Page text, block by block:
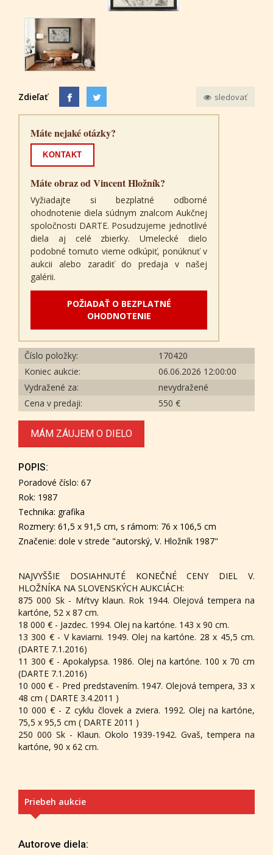
Zdieľať sledovať
Máte nejaké otázky?
KONTAKT
Máte obraz od Vincent Hložník?
Vyžiadajte si bezplatné odborné
ohodnotenie diela súdnym znalcom Aukčnej
spoločnosti DARTE. Posudzujeme jednotlivé
diela aj celé zbierky. Umelecké dielo
podobné tomuto vieme odkúpiť, ponúknuť v
aukcii alebo zaradiť do predaja v našej
galérii.
POŽIADAŤ O BEZPLATNÉ
OHODNOTENIE
Číslo položky:
170420
Koniec aukcie:
06.06.2026 12:00:00
Vydražené za:
nevydražené
Cena v predaji:
550 €
MÁM ZÁUJEM O DIELO
POPIS:
Poradové číslo: 67
Rok: 1987
Technika: grafika
Rozmery: 61,5 x 91,5 cm, s rámom: 76 x 106,5 cm
Značenie: dole v strede "autorský, V. Hložník 1987"
NAJVYŠŠIE DOSIAHNUTÉ KONEČNÉ CENY DIEL V.
HLOŽNÍKA NA SLOVENSKÝCH AUKCIÁCH:
875 000 Sk - Mŕtvy klaun. Rok 1944. Olejová tempera na
kartóne, 52 x 87 cm.
18 000 € - Jazdec. 1994. Olej na kartóne. 143 x 90 cm.
13 300 € - V kaviarni. 1949. Olej na kartóne. 28 x 45,5 cm.
(DARTE 7.1.2016)
11 300 € - Apokalypsa. 1986. Olej na kartóne. 100 x 70 cm
(DARTE 7.1.2016)
10 000 € - Pred predstavením. 1947. Olejová tempera, 33 x
48 cm ( DARTE 3.4.2011 )
10 000 € - Z cyklu človek a zviera. 1992. Olej na kartóne,
75,5 x 95,5 cm ( DARTE 2011 )
250 000 Sk - Klaun. Okolo 1939-1942. Gvaš, tempera na
kartóne, 90 x 62 cm.
Priebeh aukcie
Autorove diela: